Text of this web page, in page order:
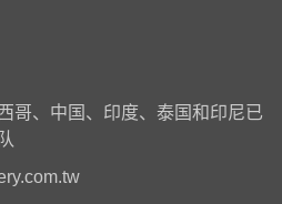
哥、中国、印度、泰国和印尼已